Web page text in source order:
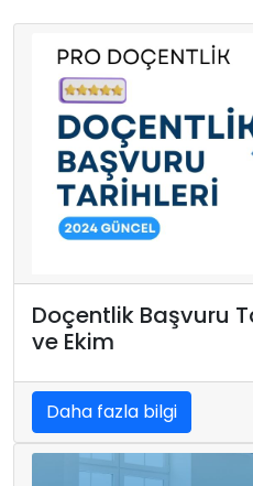
Doçentlik Başvuru
ve Ekim
Daha fazla bilgi